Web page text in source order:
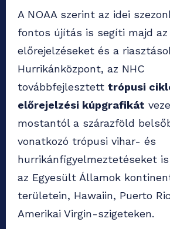
A NOAA szerint az idei
fontos újítás is segíti majd az
előrejelzéseket és a
Hurrikánközpont, az NHC
továbbfejlesztett trópusi
előrejelzési kúpgrafikát
mostantól a szárazföld
vonatkozó trópusi vihar- és
hurrikánfigyelmeztetéseket
az Egyesült Államok
területein, Hawaiin, Puerto
Amerikai Virgin-szigeteken.